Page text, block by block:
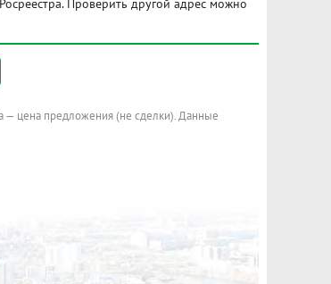
Проверить другой адрес можно
— цена предложения (не сделки). Данные